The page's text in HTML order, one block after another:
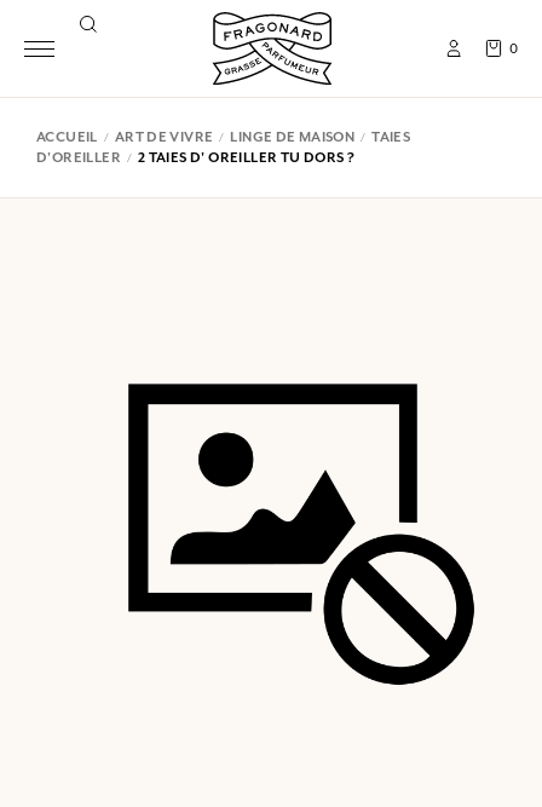
0
ACCUEIL ART DE VIVRE LINGE DE MAISON
TAIES
D'OREILLER
2 TAIES D' OREILLER TU DORS ?